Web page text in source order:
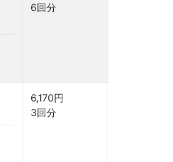
6回分
6,170円
3回分